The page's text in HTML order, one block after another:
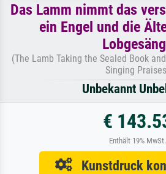
Das Lamm nimmt das
ein Engel und die
(The Lamb Taking the Sealed Book
Singing
Unbekannt
€
Enthält 19% MwSt.
Kunstdruck